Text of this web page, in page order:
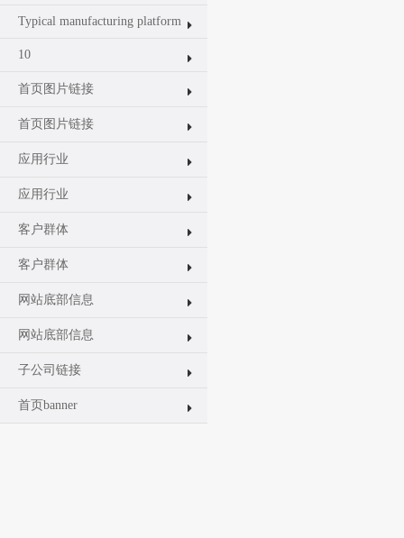
Typical manufacturing platform
10
首页图片链接
首页图片链接
应用行业
应用行业
客户群体
客户群体
网站底部信息
网站底部信息
子公司链接
首页banner